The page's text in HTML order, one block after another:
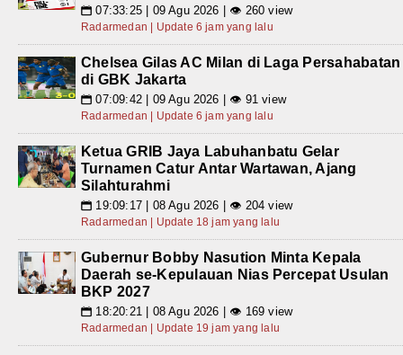
📅 07:33:25 | 09 Agu 2026 | 👁 260 view
Radarmedan | Update 6 jam yang lalu
Chelsea Gilas AC Milan di Laga Persahabatan
di GBK Jakarta
📅 07:09:42 | 09 Agu 2026 | 👁 91 view
Radarmedan | Update 6 jam yang lalu
Ketua GRIB Jaya Labuhanbatu Gelar
Turnamen Catur Antar Wartawan, Ajang
Silahturahmi
📅 19:09:17 | 08 Agu 2026 | 👁 204 view
Radarmedan | Update 18 jam yang lalu
Gubernur Bobby Nasution Minta Kepala
Daerah se-Kepulauan Nias Percepat Usulan
BKP 2027
📅 18:20:21 | 08 Agu 2026 | 👁 169 view
Radarmedan | Update 19 jam yang lalu